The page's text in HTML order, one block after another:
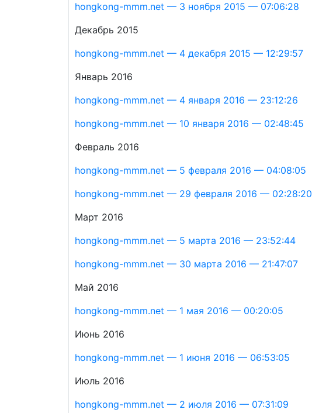
hongkong-mmm.net — 3 ноября 2015 — 07:06:28
Декабрь 2015
hongkong-mmm.net — 4 декабря 2015 — 12:29:57
Январь 2016
hongkong-mmm.net — 4 января 2016 — 23:12:26
hongkong-mmm.net — 10 января 2016 — 02:48:45
Февраль 2016
hongkong-mmm.net — 5 февраля 2016 — 04:08:05
hongkong-mmm.net — 29 февраля 2016 — 02:28:20
Март 2016
hongkong-mmm.net — 5 марта 2016 — 23:52:44
hongkong-mmm.net — 30 марта 2016 — 21:47:07
Май 2016
hongkong-mmm.net — 1 мая 2016 — 00:20:05
Июнь 2016
hongkong-mmm.net — 1 июня 2016 — 06:53:05
Июль 2016
hongkong-mmm.net — 2 июля 2016 — 07:31:09